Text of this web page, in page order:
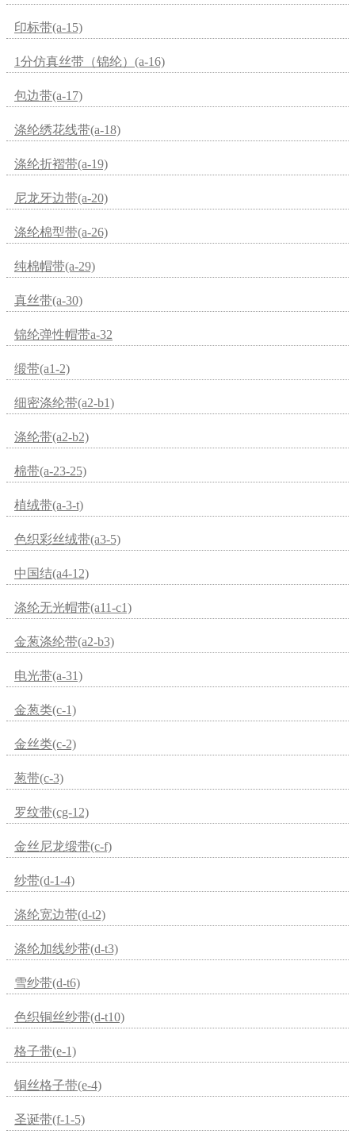
印标带(a-15)
1分仿真丝带（锦纶）(a-16)
包边带(a-17)
涤纶绣花线带(a-18)
涤纶折褶带(a-19)
尼龙牙边带(a-20)
涤纶棉型带(a-26)
纯棉帽带(a-29)
真丝带(a-30)
锦纶弹性帽带a-32
缎带(a1-2)
细密涤纶带(a2-b1)
涤纶带(a2-b2)
棉带(a-23-25)
植绒带(a-3-t)
色织彩丝绒带(a3-5)
中国结(a4-12)
涤纶无光帽带(a11-c1)
金葱涤纶带(a2-b3)
电光带(a-31)
金葱类(c-1)
金丝类(c-2)
葱带(c-3)
罗纹带(cg-12)
金丝尼龙缎带(c-f)
纱带(d-1-4)
涤纶宽边带(d-t2)
涤纶加线纱带(d-t3)
雪纱带(d-t6)
色织铜丝纱带(d-t10)
格子带(e-1)
铜丝格子带(e-4)
圣诞带(f-1-5)